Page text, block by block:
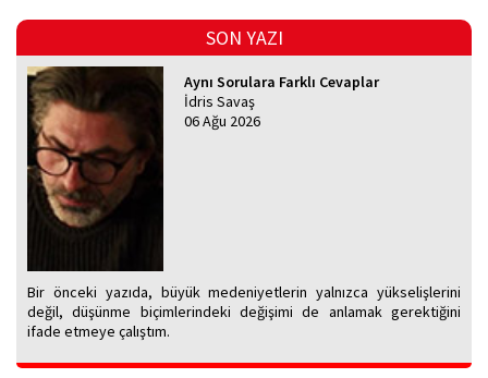
SON YAZI
Aynı Sorulara Farklı Cevaplar
İdris Savaş
06 Ağu 2026
Bir önceki yazıda, büyük medeniyetlerin yalnızca yükselişlerini
değil, düşünme biçimlerindeki değişimi de anlamak gerektiğini
ifade etmeye çalıştım.